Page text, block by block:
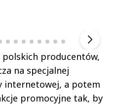
producentów,
na specjalnej
internetowej, a potem
promocyjne tak, by